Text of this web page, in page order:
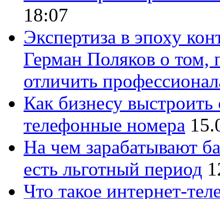
18:07
Экспертиза в эпоху
Герман Поляков о том,
отличить
Как бизнесу
телефонные номера
На чем зарабатывают
есть льготный период
Что такое интернет-